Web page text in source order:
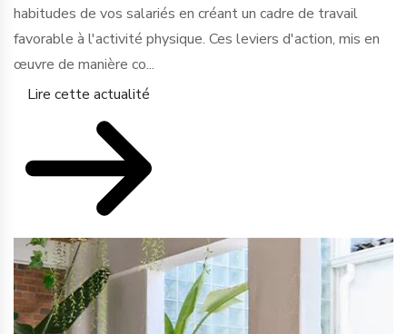
habitudes de vos salariés en créant un cadre de travail
favorable à l'activité physique. Ces leviers d'action, mis en
œuvre de manière co...
Lire cette actualité